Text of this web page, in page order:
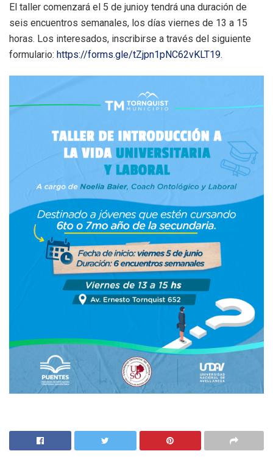
El taller comenzará el 5 de junioy tendrá una duración de
seis encuentros semanales, los días viernes de 13 a 15
horas. Los interesados, inscribirse a través del siguiente
formulario: https://forms.gle/tZjpn1pNC62vKLT19.